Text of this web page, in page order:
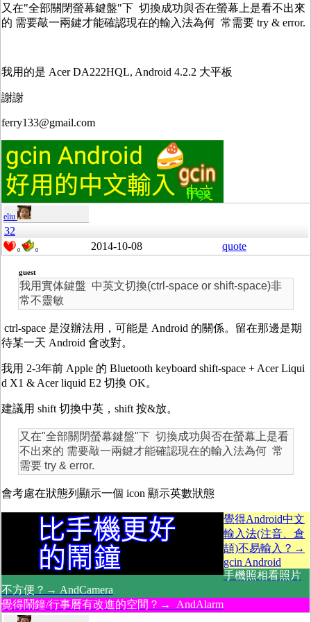
又在"全部關閉螢幕鍵盤"下 切換成功與否在螢幕上是看不出來
的 需要敲一兩鍵才能確認現在的輸入法為何 常需要 try & error.
我用的是 Acer DA222HQL, Android 4.2.2 大平板
謝謝
ferry133@gmail.com
eliu
32
0 0 2014-10-08 quote
guest
我用實体鍵盤 中英文切換(ctrl-space or shift-space)非
常不靈敏
ctrl-space 是沒辦法用，可能是 Android 的關係。留在那邊是期
待某一天 Android 會改對。
我用 2-3年前 Apple 的 Bluetooth keyboard shift-space + Acer Liqui
d X1 & Acer liquid E2 切換 OK。
建議用 shift 切換中英，shift 按&放。
又在"全部關閉螢幕鍵盤"下 切換成功與否在螢幕上是看
不出來的 需要敲一兩鍵才能確認現在的輸入法為何 常
需要 try & error.
會考慮在狀態列顯示一個 icon 顯示英數狀態
覺得Android中文
輸入法(注音、倉
頡)不易輸入？→
gcin Android
手機照相看照片
不方便？→ AndCamera
覺得鬧鐘/行事曆有改進的空間？→ AndAlarm